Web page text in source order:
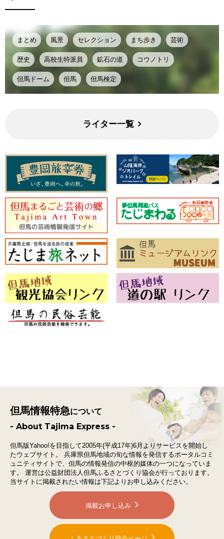
まとめ 風景 セレクション まち歩き 芸術
歴史 高校生特派員 鉱石の道 コウノトリ
但馬ドーム 但馬 但馬検定
ライター一覧
但馬情報特急について
- About Tajima Express -
但馬版Yahoo!を目指して2005年(平成17年)6月よりサービスを開始し
たウェブサイト。
兵庫県但馬地域の旬な情報を発信するポータルコミ
ュニティサイトで、 但馬の情報発信の中枢的媒体の一つになっていま
す。
運営は公益財団法人但馬ふるさとづくり協会が行っております。
当サイトに掲載されたい情報は下記よりお申し込みください。
掲載お申し込み